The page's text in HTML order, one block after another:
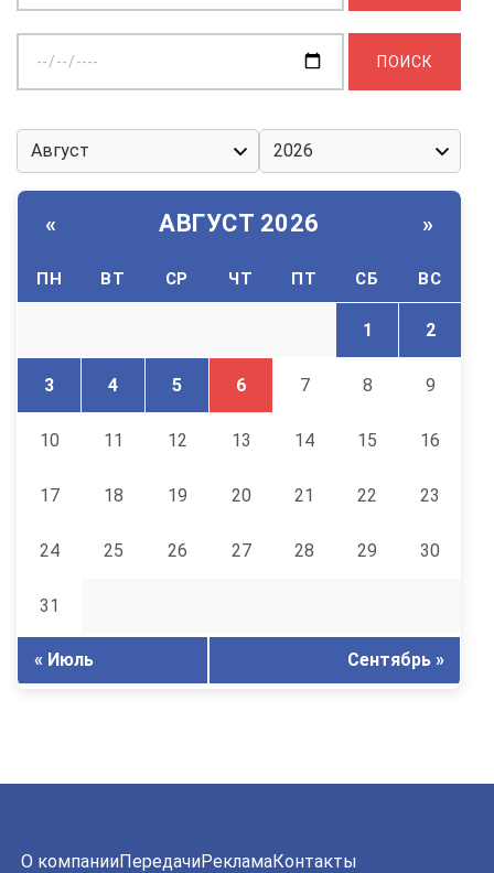
дату:
« АВГУСТ 2026 »
ПН ВТ СР ЧТ ПТ СБ ВС
1 2
3 4 5 6 7 8 9
10 11 12 13 14 15 16
17 18 19 20 21 22 23
24 25 26 27 28 29 30
31
« Июль Сентябрь »
О компанииПередачиРекламаКонтакты